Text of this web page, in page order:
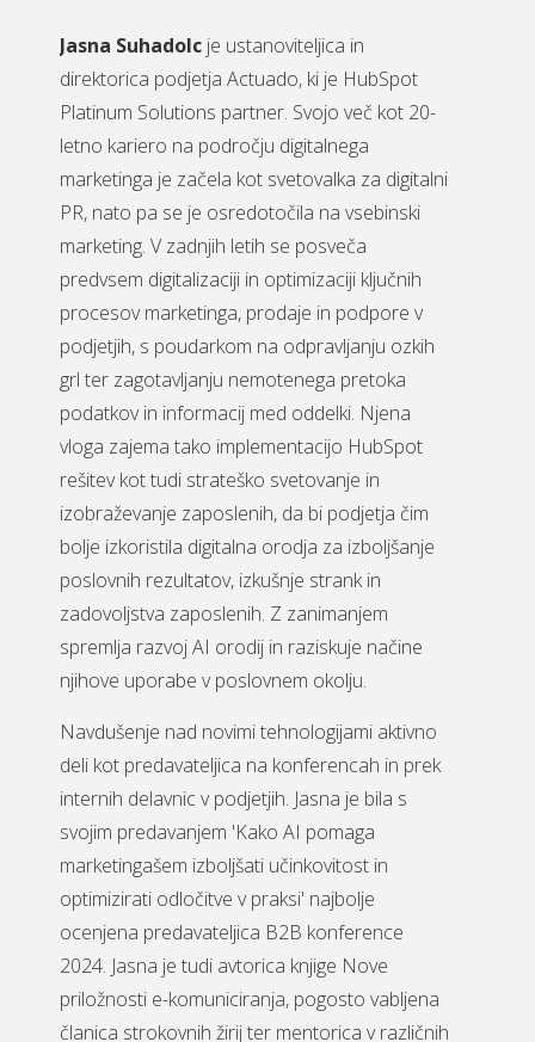
Jasna Suhadolc je ustanoviteljica in
direktorica podjetja Actuado, ki je HubSpot
Platinum Solutions partner. Svojo več kot 20-
letno kariero na področju digitalnega
marketinga je začela kot svetovalka za digitalni
PR, nato pa se je osredotočila na vsebinski
marketing. V zadnjih letih se posveča
predvsem digitalizaciji in optimizaciji ključnih
procesov marketinga, prodaje in podpore v
podjetjih, s poudarkom na odpravljanju ozkih
grl ter zagotavljanju nemotenega pretoka
podatkov in informacij med oddelki. Njena
vloga zajema tako implementacijo HubSpot
rešitev kot tudi strateško svetovanje in
izobraževanje zaposlenih, da bi podjetja čim
bolje izkoristila digitalna orodja za izboljšanje
poslovnih rezultatov, izkušnje strank in
zadovoljstva zaposlenih. Z zanimanjem
spremlja razvoj AI orodij in raziskuje načine
njihove uporabe v poslovnem okolju.
Navdušenje nad novimi tehnologijami aktivno
deli kot predavateljica na konferencah in prek
internih delavnic v podjetjih. Jasna je bila s
svojim predavanjem 'Kako AI pomaga
marketingašem izboljšati učinkovitost in
optimizirati odločitve v praksi' najbolje
ocenjena predavateljica B2B konference
2024. Jasna je tudi avtorica knjige Nove
priložnosti e-komuniciranja, pogosto vabljena
članica strokovnih žirij ter mentorica v različnih